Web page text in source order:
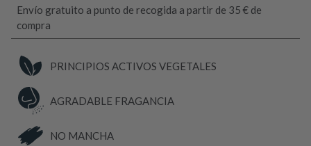
VIAJE
repelente
cantidad
Envío gratuito a punto de recogida a partir de 35 € de
compra
PRINCIPIOS ACTIVOS VEGETALES
AGRADABLE FRAGANCIA
NO MANCHA